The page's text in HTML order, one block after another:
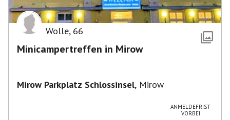
Wolle, 66
Minicampertreffen in Mirow
Mirow Parkplatz Schlossinsel, Mirow
ANMELDEFRIST
VORBEI